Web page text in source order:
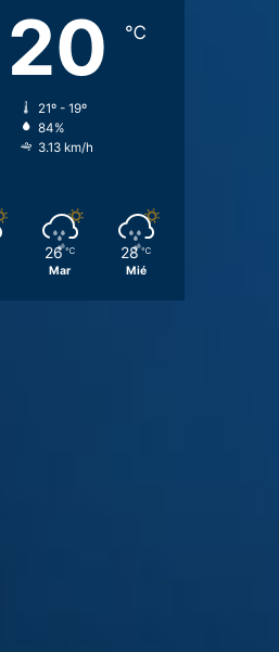
20 ℃
21º - 19º
84%
3.13 km/h
26 ℃
Mar
28 ℃
Mié